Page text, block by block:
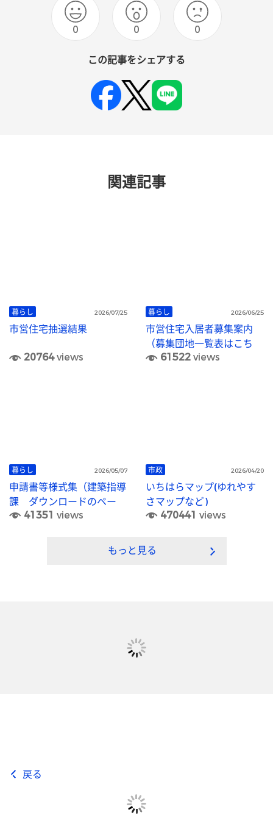
0 0 0
この記事をシェアする
関連記事
暮らし 2026/07/25
市営住宅抽選結果
20764views
暮らし 2026/06/25
市営住宅入居者募集案内
（募集団地一覧表はこち
ら）61522views
暮らし 2026/05/07
申請書等様式集（建築指導
課 ダウンロードのペー
ジ）41351 views
市政 2026/04/20
いちはらマップ(ゆれやす
さマップなど)
470441 views
もっと見る
戻る